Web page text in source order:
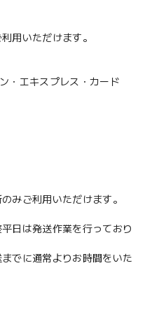
用いただけます。
エキスプレス・カード
みご利用いただけます。
日は発送作業を行っており
でに通常よりお時間をいた